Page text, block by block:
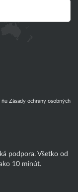
ňu Zásady ochrany osobných
podpora. Všetko od
10 minút.